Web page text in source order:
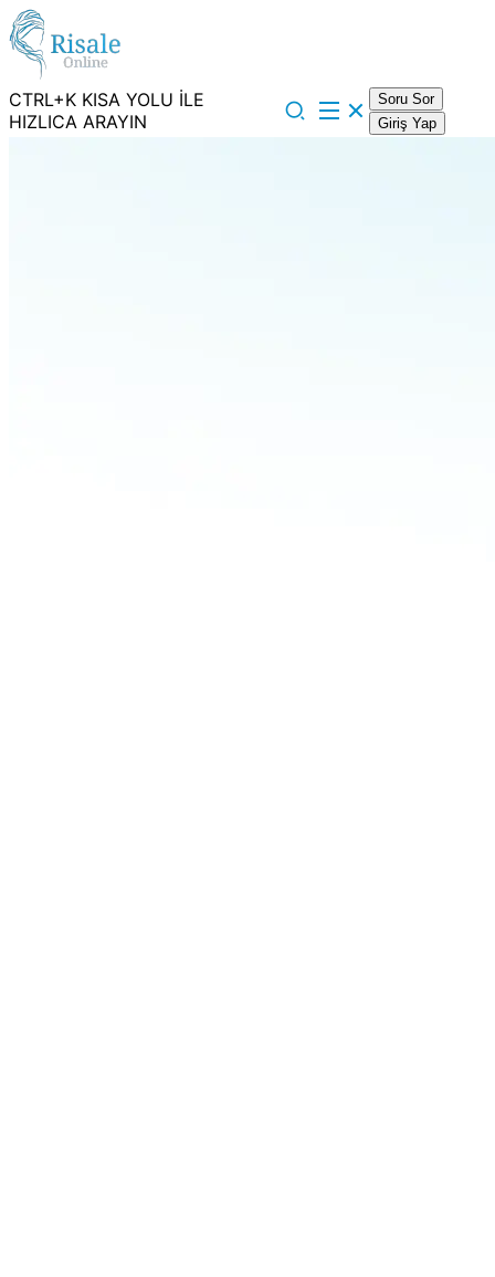
CTRL+K KISA YOLU İLE
HIZLICA ARAYIN
Soru Sor
Giriş Yap